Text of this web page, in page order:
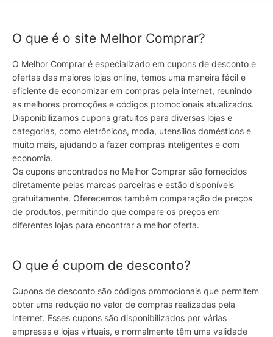
O que é o site Melhor Comprar?
O Melhor Comprar é especializado em cupons de desconto e
ofertas das maiores lojas online, temos uma maneira fácil e
eficiente de economizar em compras pela internet, reunindo
as melhores promoções e códigos promocionais atualizados.
Disponibilizamos cupons gratuitos para diversas lojas e
categorias, como eletrônicos, moda, utensílios domésticos e
muito mais, ajudando a fazer compras inteligentes e com
economia.
Os cupons encontrados no Melhor Comprar são fornecidos
diretamente pelas marcas parceiras e estão disponíveis
gratuitamente. Oferecemos também comparação de preços
de produtos, permitindo que compare os preços em
diferentes lojas para encontrar a melhor oferta.
O que é cupom de desconto?
Cupons de desconto são códigos promocionais que permitem
obter uma redução no valor de compras realizadas pela
internet. Esses cupons são disponibilizados por várias
empresas e lojas virtuais, e normalmente têm uma validade